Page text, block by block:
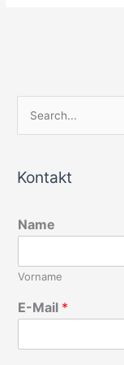
h
n
a
h
Kontakt
Name
Vorname
E-Mail *